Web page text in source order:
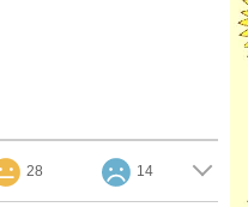
28 14